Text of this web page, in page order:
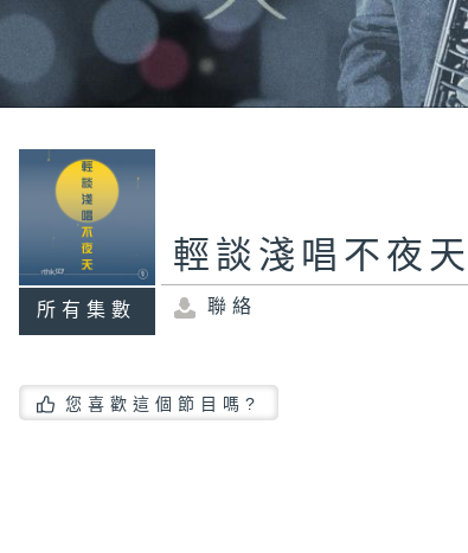
所有集數
輕談淺唱不夜
聯絡
您喜歡這個節目嗎?